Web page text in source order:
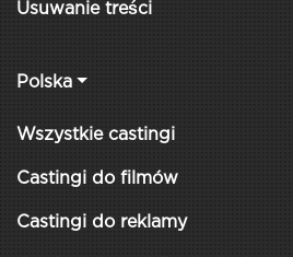
Usuwanie treści
Polska
Wszystkie castingi
Castingi do filmów
Castingi do reklamy